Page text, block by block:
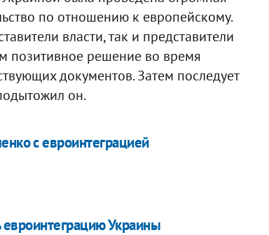
по отношению к европейскому.
власти, так и представители
позитивное решение во время
документов. Затем последует
он.
с евроинтеграцией
Украины